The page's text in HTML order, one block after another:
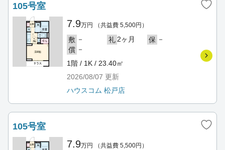
105号室
7.9万円 （共益費 5,500円）
敷 － 礼 2ヶ月 保 －
償 －
1階 / 1K / 23.40㎡
2026/08/07 更新
ハウスコム 松戸店
105号室
7.9万円 （共益費 5,500円）